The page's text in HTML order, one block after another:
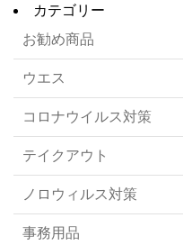
カテゴリー
お勧め商品
ウエス
コロナウイルス対策
テイクアウト
ノロウィルス対策
事務用品